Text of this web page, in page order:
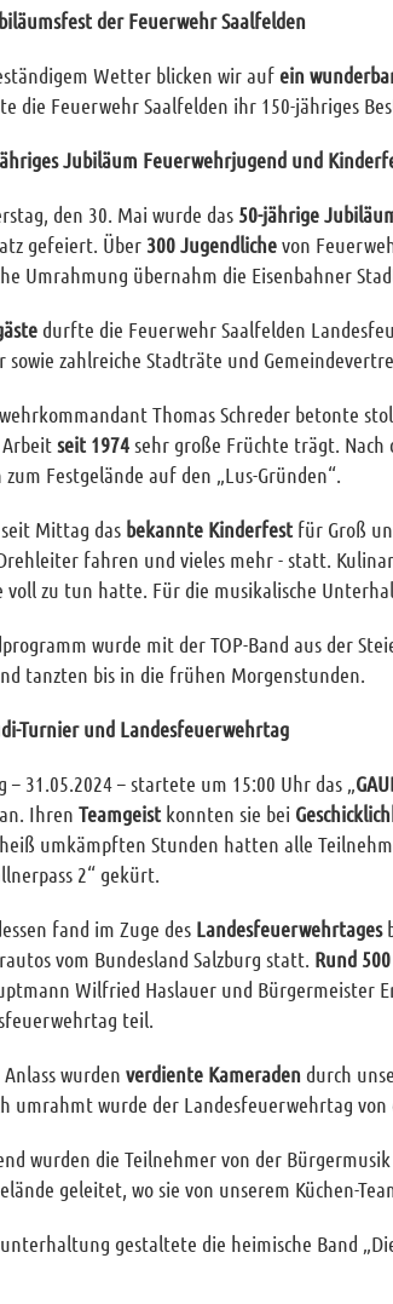
der Feuerwehr Saalfelden
Wetter blicken wir auf ein
die Feuerwehr Saalfelden ihr 150-jähriges
Jubiläum Feuerwehrjugend und
den 30. Mai wurde das 50-jährige
gefeiert. Über300 Jugendlichevon
Umrahmung übernahm die Eisenbahner
durfte die Feuerwehr Saalfelden
sowie zahlreiche Stadträte und
Thomas Schreder betonte
Arbeitseit 1974sehr große Früchte trägt.
zum Festgelände auf den „Lus-Gründen“.
Mittag das bekannte Kinderfest für Groß
fahren und vieles mehr - statt.
voll zu tun hatte. Für die musikalische
wurde mit der TOP-Band aus der
tanzten bis in die frühen Morgenstunden.
Turnier und Landesfeuerwehrtag
– 31.05.2024 – startete um 15:00 Uhr das „
Ihren Teamgeist konnten sie bei
umkämpften Stunden hatten alle
2“ gekürt.
fand im Zuge des Landesfeuerwehrtages
vom Bundesland Salzburg statt. Rund
Wilfried Haslauer und Bürgermeister
teil.
wurden verdiente Kameradendurch
umrahmt wurde der Landesfeuerwehrtag
wurden die Teilnehmer von der
geleitet, wo sie von unserem Küchen-
gestaltete die heimische Band